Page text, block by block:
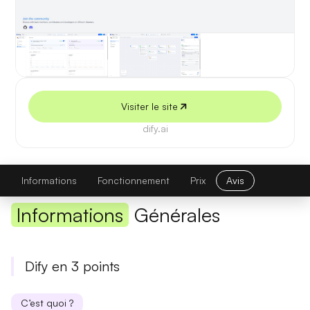
Visiter le site
dify.ai
Dify
Visiter le site
Informations
Fonctionnement Prix Avis
Informations Générales
Dify en 3 points
C’est quoi ?